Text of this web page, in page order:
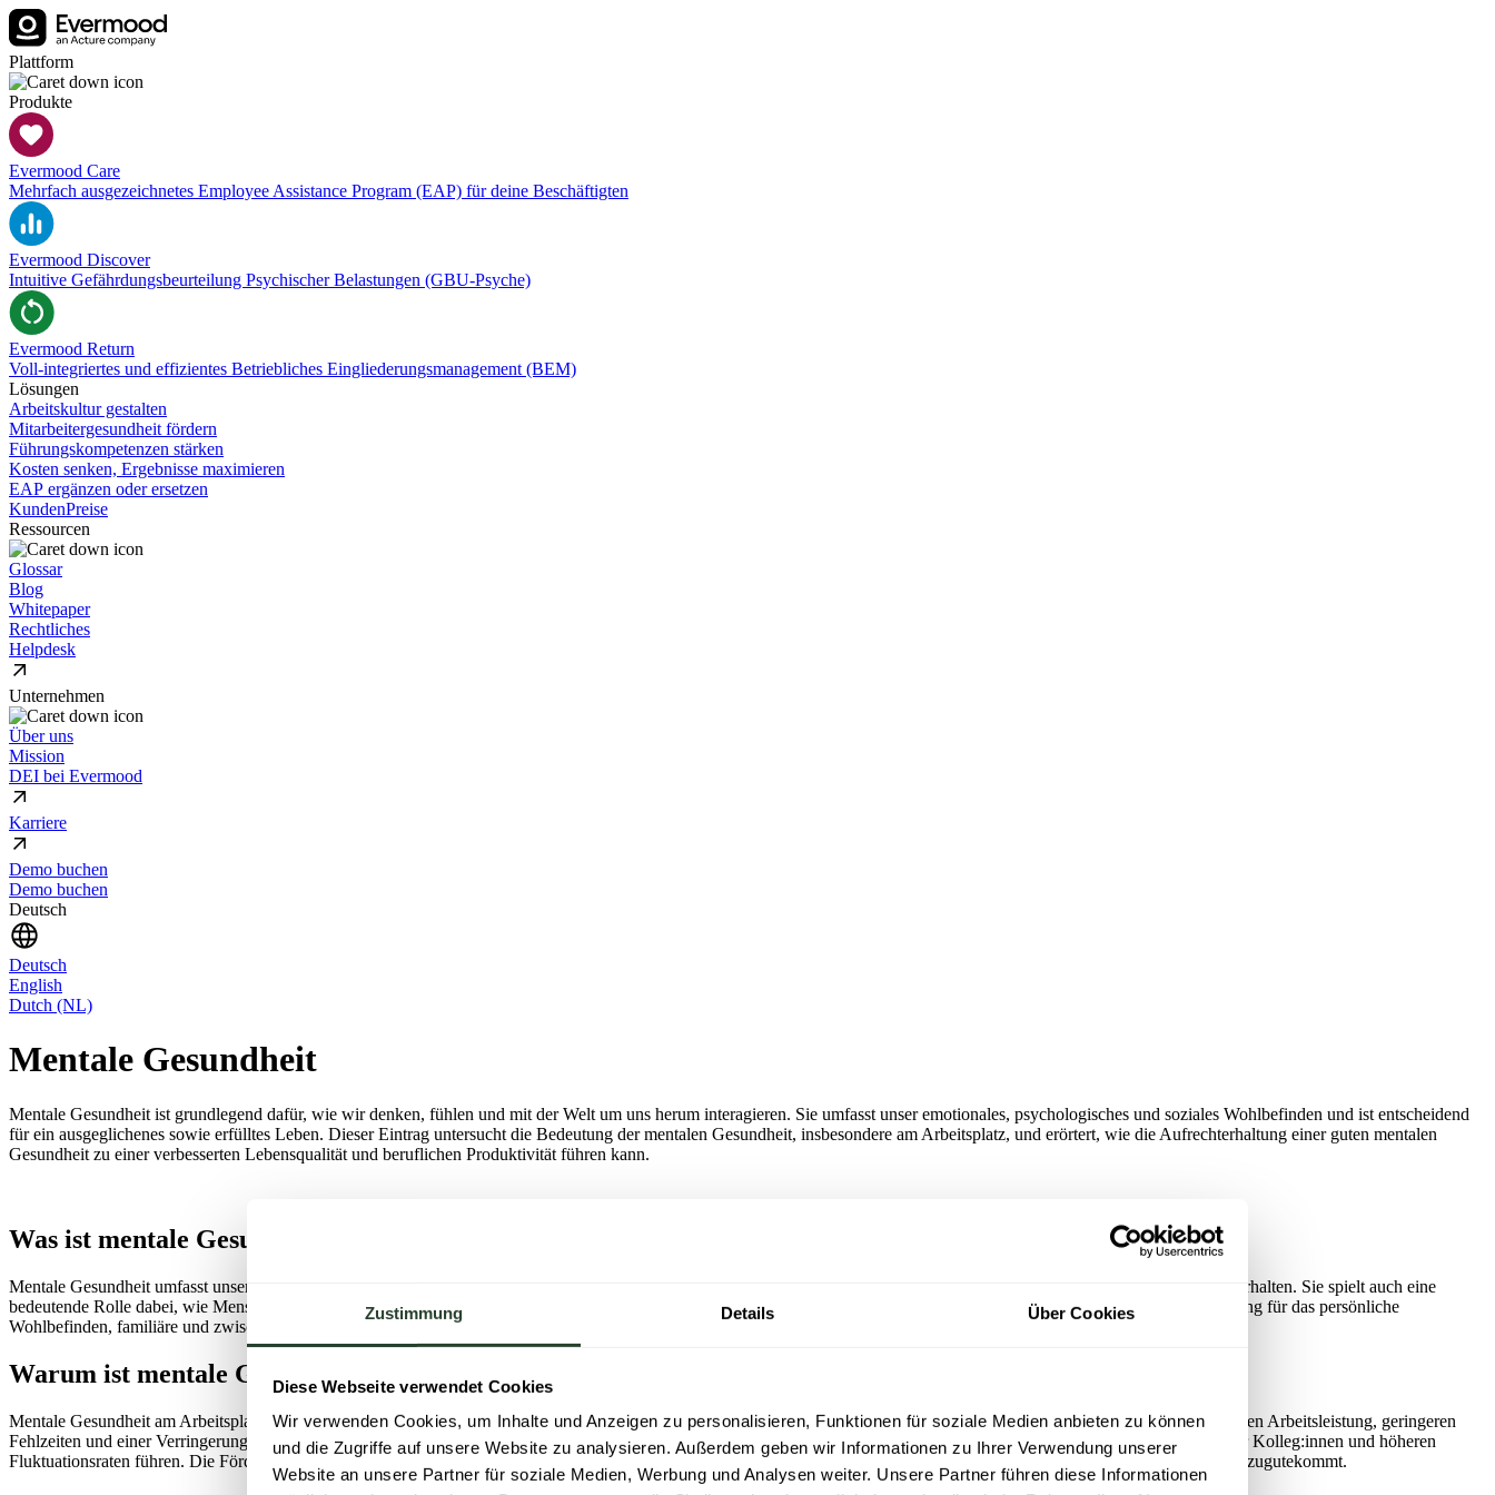
Zustimmung Details Über Cookies
Diese Webseite verwendet Cookies
Wir verwenden Cookies, um Inhalte und Anzeigen zu personalisieren, Funktionen für soziale Medien anbieten zu können
und die Zugriffe auf unsere Website zu analysieren. Außerdem geben wir Informationen zu Ihrer Verwendung unserer
Website an unsere Partner für soziale Medien, Werbung und Analysen weiter. Unsere Partner führen diese Informationen
Plattform
Produkte
Evermood Care
Mehrfach ausgezeichnetes Employee Assistance Program (EAP) für deine Beschäftigten
Evermood Discover
Intuitive Gefährdungsbeurteilung Psychischer Belastungen (GBU-Psyche)
Evermood Return
Voll-integriertes und effizientes Betriebliches Eingliederungsmanagement (BEM)
Lösungen
Arbeitskultur gestalten
Mitarbeitergesundheit fördern
Führungskompetenzen stärken
Kosten senken, Ergebnisse maximieren
EAP ergänzen oder ersetzen
KundenPreise
Ressourcen
Glossar
Blog
Whitepaper
Rechtliches
Helpdesk
Unternehmen
Über uns
Mission
DEI bei Evermood
Karriere
Demo buchen
Demo buchen
Deutsch
Deutsch
English
Dutch (NL)
Mentale Gesundheit
Mentale Gesundheit ist grundlegend dafür, wie wir denken, fühlen und mit der Welt um uns herum interagieren. Sie umfasst unser emotionales, psychologisches und soziales Wohlbefinden und ist entscheidend
für ein ausgeglichenes sowie erfülltes Leben. Dieser Eintrag untersucht die Bedeutung der mentalen Gesundheit, insbesondere am Arbeitsplatz, und erörtert, wie die Aufrechterhaltung einer guten mentalen
Gesundheit zu einer verbesserten Lebensqualität und beruflichen Produktivität führen kann.
Was ist mentale Gesundheit?
Mentale Gesundheit umfasst unser emotionales, psychologisches und soziales Wohlbefinden. Sie beeinflusst, wie Einzelpersonen im täglichen Leben denken, fühlen und sich verhalten. Sie spielt auch eine
bedeutende Rolle dabei, wie Menschen mit Stress umgehen, Entscheidungen treffen und mit anderen interagieren. Eine gute mentale Gesundheit ist von entscheidender Bedeutung für das persönliche
Wohlbefinden, familiäre und zwischenmenschliche Beziehungen sowie die Fähigkeit, zur Gemeinschaft oder Gesellschaft beizutragen.
Warum ist mentale Gesundheit am Arbeitsplatz wichtig?
Mentale Gesundheit am Arbeitsplatz ist unabdingbar, da sie Produktivität, Engagement und Zufriedenheit beeinflusst. Ein gesunder psychischer Zustand kann zu einer verbesserten Arbeitsleistung, geringeren
Fehlzeiten und einer Verringerung von Arbeitsunfällen führen. Im Gegensatz dazu kann eine schlechte mentale Gesundheit zu nachlassender Leistung, erhöhten Konflikten unter Kolleg:innen und höheren
Fluktuationsraten führen. Die Förderung der mentalen Gesundheit am Arbeitsplatz schafft ein unterstützendes Umfeld, das sowohl den Mitarbeitenden als auch der Organisation zugutekommt.